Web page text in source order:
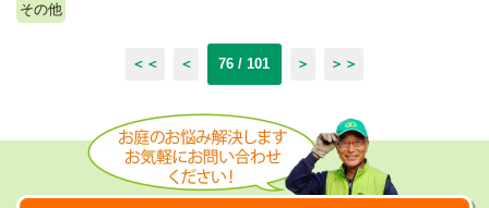
その他
＜＜ ＜ 76 / 101 ＞ ＞＞